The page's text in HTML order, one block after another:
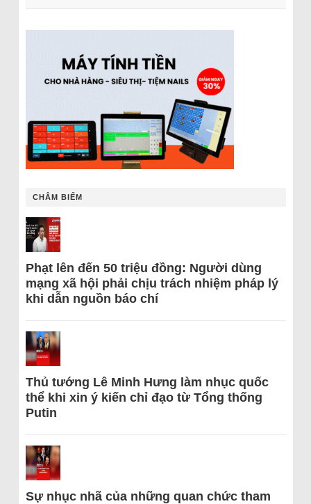
CHÂM BIẾM
Phạt lên đến 50 triệu đồng: Người dùng
mạng xã hội phải chịu trách nhiệm pháp lý
khi dẫn nguồn báo chí
Thủ tướng Lê Minh Hưng làm nhục quốc
thể khi xin ý kiến chỉ đạo từ Tổng thống
Putin
Sự nhục nhã của những quan chức tham